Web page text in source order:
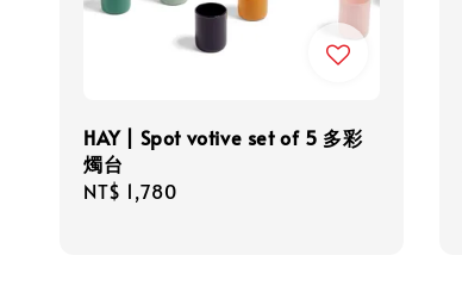
HAY | Spot votive set of 5 多彩
燭台
Regular
NT$ 1,780